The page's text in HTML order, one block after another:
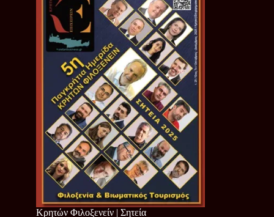
Κρητών Φιλοξενείν | Σητεία